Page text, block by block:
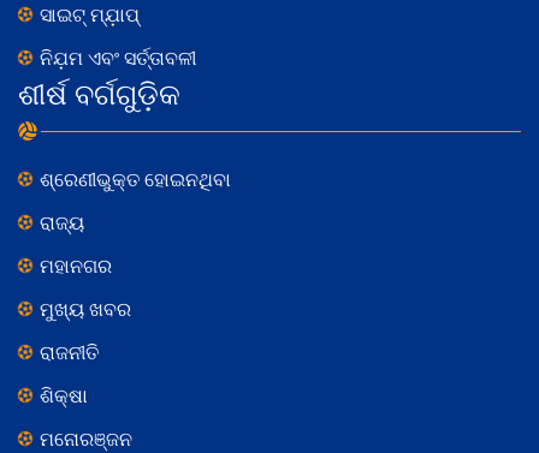
ସାଇଟ୍ ମ୍ଯ଼ାପ୍
ନିଯ଼ମ ଏବଂ ସର୍ତ୍ତାବଳୀ
ଶୀର୍ଷ ବର୍ଗଗୁଡ଼ିକ
ଶ୍ରେଣୀଭୁକ୍ତ ହୋଇନଥିବା
ରାଜ୍ୟ
ମହାନଗର
ମୁଖ୍ୟ ଖବର
ରାଜନୀତି
ଶିକ୍ଷା
ମନୋରଞ୍ଜନ